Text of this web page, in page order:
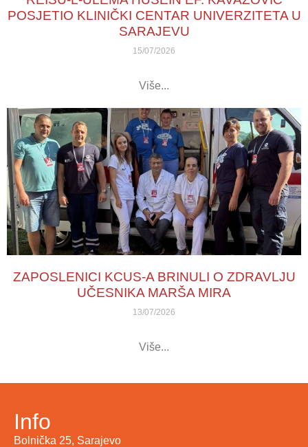
POSJETIO KLINIČKI CENTAR UNIVERZITETA U
SARAJEVU
15/07/2026
Više...
ZAPOSLENICI KCUS-A BRINULI O ZDRAVLJU
UČESNIKA MARŠA MIRA
13/07/2026
Više...
Info
Bolnička 25, Sarajevo